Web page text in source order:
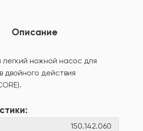
Описание
ножной насос для
двойного действия
150.142.060